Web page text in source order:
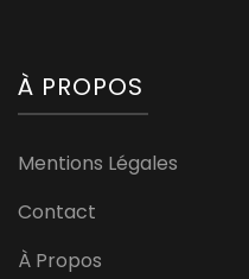
À PROPOS
Mentions Légales
Contact
À Propos